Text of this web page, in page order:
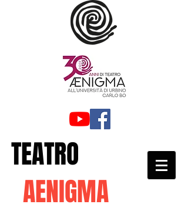
TEATRO
AENIGMA